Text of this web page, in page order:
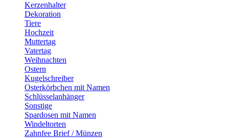
Kerzenhalter
Dekoration
Tiere
Hochzeit
Muttertag
Vatertag
Weihnachten
Ostern
Kugelschreiber
Osterkörbchen mit Namen
Schlüsselanhänger
Sonstige
Spardosen mit Namen
Windeltorten
Zahnfee Brief / Münzen